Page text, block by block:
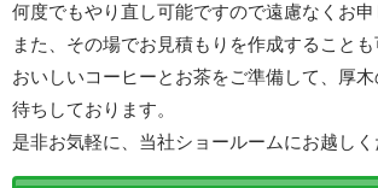
何度でもやり直し可能ですので遠慮なくお申
また、その場でお見積もりを作成することも
おいしいコーヒーとお茶をご準備して、厚
待ちしております。
是非お気軽に、当社ショールームにお越しく